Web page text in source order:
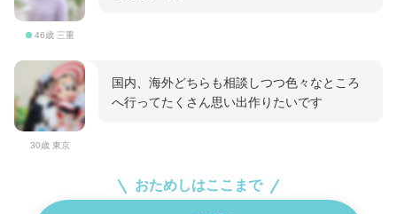
46歳 三重
30歳 東京
国内、海外どちらも相談しつつ色々なところ
へ行ってたくさん思い出作りたいです
おためしはここまで